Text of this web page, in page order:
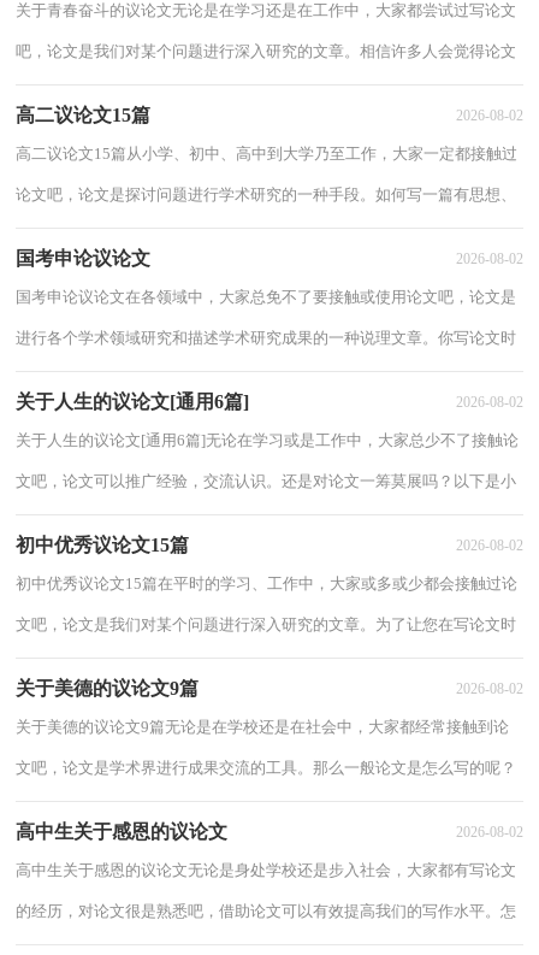
关于青春奋斗的议论文无论是在学习还是在工作中，大家都尝试过写论文
吧，论文是我们对某个问题进行深入研究的文章。相信许多人会觉得论文
高二议论文15篇 2026-08-02
高二议论文15篇从小学、初中、高中到大学乃至工作，大家一定都接触过
论文吧，论文是探讨问题进行学术研究的一种手段。如何写一篇有思想、
国考申论议论文 2026-08-02
国考申论议论文在各领域中，大家总免不了要接触或使用论文吧，论文是
进行各个学术领域研究和描述学术研究成果的一种说理文章。你写论文时
关于人生的议论文[通用6篇] 2026-08-02
关于人生的议论文[通用6篇]无论在学习或是工作中，大家总少不了接触论
文吧，论文可以推广经验，交流认识。还是对论文一筹莫展吗？以下是小
初中优秀议论文15篇 2026-08-02
初中优秀议论文15篇在平时的学习、工作中，大家或多或少都会接触过论
文吧，论文是我们对某个问题进行深入研究的文章。为了让您在写论文时
关于美德的议论文9篇 2026-08-02
关于美德的议论文9篇无论是在学校还是在社会中，大家都经常接触到论
文吧，论文是学术界进行成果交流的工具。那么一般论文是怎么写的呢？
高中生关于感恩的议论文 2026-08-02
高中生关于感恩的议论文无论是身处学校还是步入社会，大家都有写论文
的经历，对论文很是熟悉吧，借助论文可以有效提高我们的写作水平。怎